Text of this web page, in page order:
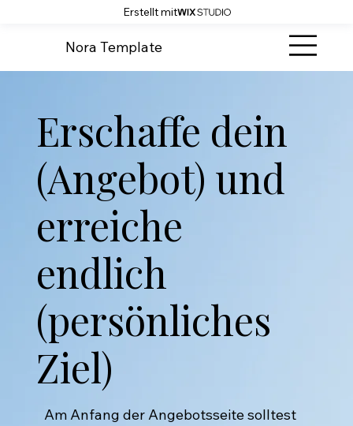
Erstellt mit
Nora Template
Erschaffe dein
(Angebot) und
erreiche
endlich
(persönliches
Ziel)
Am Anfang der Angebotsseite solltest